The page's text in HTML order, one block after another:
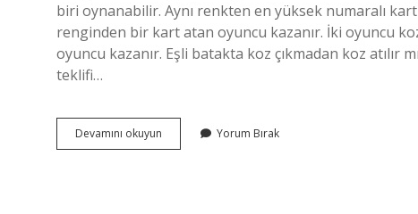
biri oynanabilir. Aynı renkten en yüksek numaralı
renginden bir kart atan oyuncu kazanır. İki oyuncu
oyuncu kazanır. Eşli batakta koz çıkmadan koz atılır
teklifi…
Devamını okuyun
Maca
Yorum Bırak